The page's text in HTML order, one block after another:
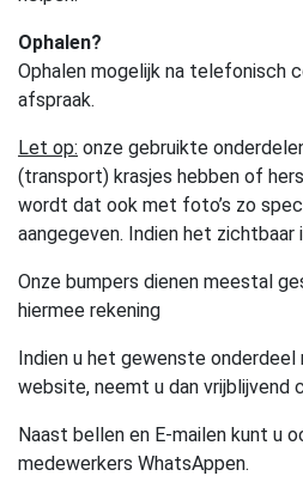
Ophalen?
Ophalen mogelijk na telefonisch
afspraak.
Let op: onze gebruikte
(transport) krasjes hebben of
wordt dat ook met foto’s zo
aangegeven. Indien het zichtbaar
Onze bumpers dienen meestal
hiermee rekening
Indien u het gewenste
website, neemt u dan vrijblijvend
Naast bellen en E-mailen kunt u
medewerkers WhatsAppen.